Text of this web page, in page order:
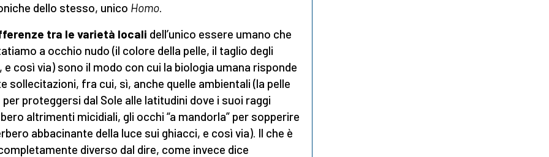
dello stesso, unico Homo.
tra le varietà locali dell’unico essere umano che
a occhio nudo (il colore della pelle, il taglio degli
e così via) sono il modo con cui la biologia umana risponde
sollecitazioni, fra cui, sì, anche quelle ambientali (la pelle
proteggersi dal Sole alle latitudini dove i suoi raggi
altrimenti micidiali, gli occhi “a mandorla” per sopperire
abbacinante della luce sui ghiacci, e così via). Il che è
diverso dal dire, come invece dice